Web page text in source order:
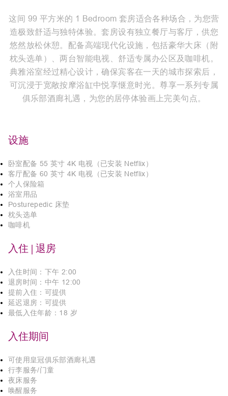
这间 99 平方米的 1 Bedroom 套房适合各种场合，为您营
造极致舒适与独特体验。套房设有独立餐厅与客厅，供您
悠然放松休憩。配备高端现代化设施，包括豪华大床（附
枕头选单）、两台智能电视、舒适专属办公区及咖啡机。
典雅浴室经过精心设计，确保宾客在一天的城市探索后，
可沉浸于宽敞按摩浴缸中悦享惬意时光。尊享一系列专属
俱乐部酒廊礼遇，为您的居停体验画上完美句点。
设施
卧室配备 55 英寸 4K 电视（已安装 Netflix）
客厅配备 60 英寸 4K 电视（已安装 Netflix）
个人保险箱
浴室用品
Posturepedic 床垫
枕头选单
咖啡机
入住 | 退房
入住时间：下午 2:00
退房时间：中午 12:00
提前入住：可提供
延迟退房：可提供
最低入住年龄：18 岁
入住期间
可使用皇冠俱乐部酒廊礼遇
行李服务/门童
夜床服务
唤醒服务